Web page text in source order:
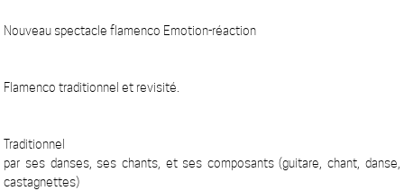
Nouveau spectacle flamenco Emotion-réaction
Flamenco traditionnel et revisité.
Traditionnel
par ses danses, ses chants, et ses composants (guitare, chant, danse,
castagnettes)